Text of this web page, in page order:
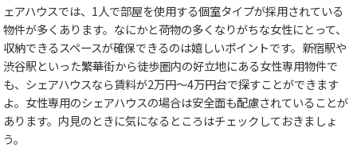
ェアハウスでは、1人で部屋を使用する個室タイプが採用されている
物件が多くあります。なにかと荷物の多くなりがちな女性にとって、
収納できるスペースが確保できるのは嬉しいポイントです。新宿駅や
渋谷駅といった繁華街から徒歩圏内の好立地にある女性専用物件で
も、シェアハウスなら賃料が2万円～4万円台で探すことができます
よ。女性専用のシェアハウスの場合は安全面も配慮されていることが
あります。内見のときに気になるところはチェックしておきましょ
う。